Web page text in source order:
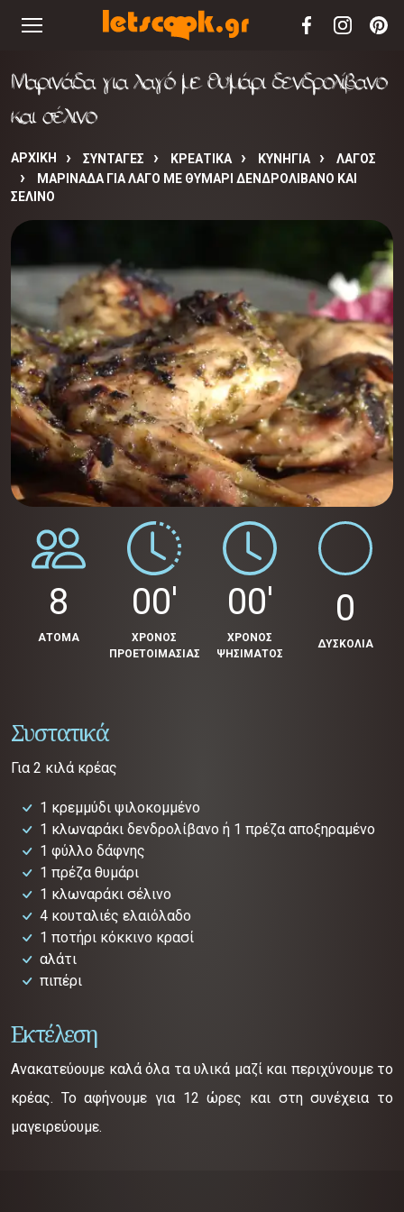
Μαρινάδα για λαγό με θυμάρι δενδρολίβανο
και σέλινο
ΑΡΧΙΚΉ ΣΥΝΤΑΓΈΣ ΚΡΕΑΤΙΚΑ ΚΥΝΗΓΙΑ
ΛΑΓΟΣ
ΜΑΡΙΝΆΔΑ ΓΙΑ ΛΑΓΌ ΜΕ ΘΥΜΆΡΙ ΔΕΝΔΡΟΛΊΒΑΝΟ ΚΑΙ
ΣΈΛΙΝΟ
8
ΑΤΟΜΑ
00'
ΧΡΟΝΟΣ
ΠΡΟΕΤΟΙΜΑΣΙΑΣ
00'
ΧΡΟΝΟΣ
ΨΗΣΙΜΑΤΟΣ
0
ΔΥΣΚΟΛΙΑ
Συστατικά
Για 2 κιλά κρέας
1 κρεμμύδι ψιλοκομμένο
1 κλωναράκι δενδρολίβανο ή 1 πρέζα αποξηραμένο
1 φύλλο δάφνης
1 πρέζα θυμάρι
1 κλωναράκι σέλινο
4 κουταλιές ελαιόλαδο
1 ποτήρι κόκκινο κρασί
αλάτι
πιπέρι
Εκτέλεση
Ανακατεύουμε καλά όλα τα υλικά μαζί και περιχύνουμε το
κρέας. Το αφήνουμε για 12 ώρες και στη συνέχεια το
μαγειρεύουμε.